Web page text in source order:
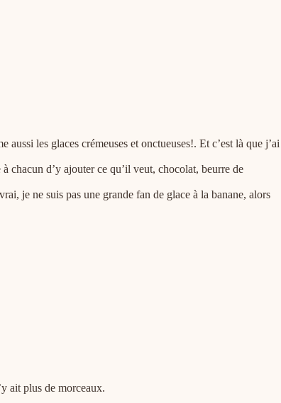
les glaces crémeuses et onctueuses!. Et c’est là que j’ai
chacun d’y ajouter ce qu’il veut, chocolat, beurre de
je ne suis pas une grande fan de glace à la banane, alors
ait plus de morceaux.